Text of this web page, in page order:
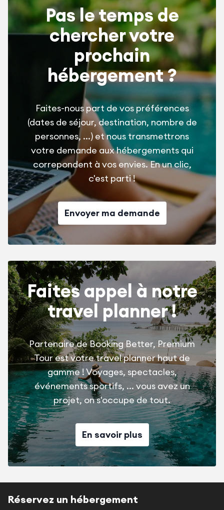
Pas le temps de
chercher votre
prochain
hébergement ?
Faites-nous part de vos préférences
(dates de séjour, destination, nombre de
personnes, ...) et nous transmettrons
votre demande aux hébergements qui
correpondent à vos envies. En un clic,
c'est parti !
Envoyer ma demande
Faites appel à notre
travel planner !
Partenaire de Booking Better, Premium
Tour est votre travel planner haut de
gamme ! Voyages, spectacles,
événements sportifs, ... vous avez un
projet, on s'occupe de tout.
En savoir plus
Réservez un hébergement